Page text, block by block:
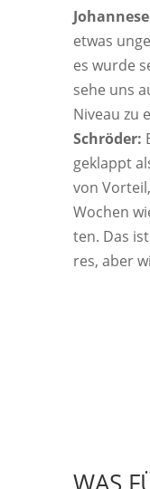
etwas
es wur­de
sehe uns
Niveau zu
Schrö­der:
geklappt
von
Wochen
ten. Das
res, aber